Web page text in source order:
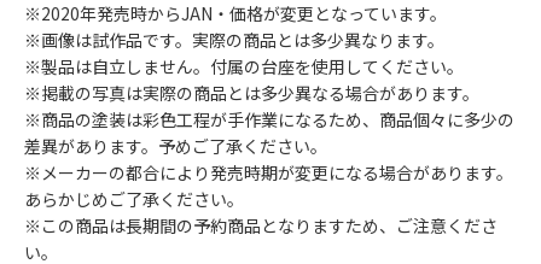
※2020年発売時からJAN・価格が変更となっています。
※画像は試作品です。実際の商品とは多少異なります。
※製品は自立しません。付属の台座を使用してください。
※掲載の写真は実際の商品とは多少異なる場合があります。
※商品の塗装は彩色工程が手作業になるため、商品個々に多少の
差異があります。予めご了承ください。
※メーカーの都合により発売時期が変更になる場合があります。
あらかじめご了承ください。
※この商品は長期間の予約商品となりますため、ご注意くださ
い。